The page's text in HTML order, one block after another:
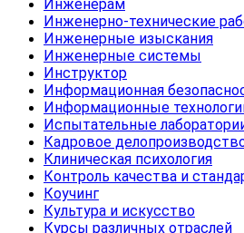
Инженерам
Инженерно-технические
Инженерные изыскания
Инженерные системы
Инструктор
Информационная
Информационные
Испытательные
Кадровое
Клиническая психология
Контроль качества и
Коучинг
Культура и искусство
Курсы различных отраслей